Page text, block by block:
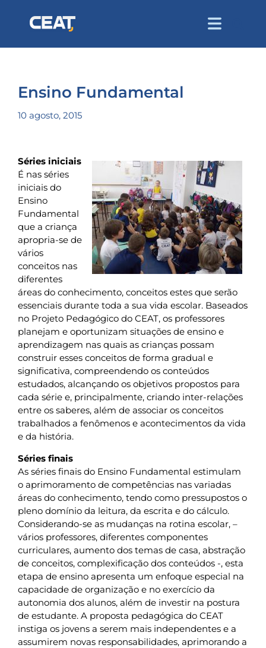
Ensino Fundamental
10 agosto, 2015
Séries iniciais
É nas séries
iniciais do
Ensino
Fundamental
que a criança
apropria-se de
vários
conceitos nas
diferentes
áreas do conhecimento, conceitos estes que serão
essenciais durante toda a sua vida escolar. Baseados
no Projeto Pedagógico do CEAT, os professores
planejam e oportunizam situações de ensino e
aprendizagem nas quais as crianças possam
construir esses conceitos de forma gradual e
significativa, compreendendo os conteúdos
estudados, alcançando os objetivos propostos para
cada série e, principalmente, criando inter-relações
entre os saberes, além de associar os conceitos
trabalhados a fenômenos e acontecimentos da vida
e da história.
Séries finais
As séries finais do Ensino Fundamental estimulam
o aprimoramento de competências nas variadas
áreas do conhecimento, tendo como pressupostos o
pleno domínio da leitura, da escrita e do cálculo.
Considerando-se as mudanças na rotina escolar, –
vários professores, diferentes componentes
curriculares, aumento dos temas de casa, abstração
de conceitos, complexificação dos conteúdos -, esta
etapa de ensino apresenta um enfoque especial na
capacidade de organização e no exercício da
autonomia dos alunos, além de investir na postura
de estudante. A proposta pedagógica do CEAT
instiga os jovens a serem mais independentes e a
assumirem novas responsabilidades, aprimorando a